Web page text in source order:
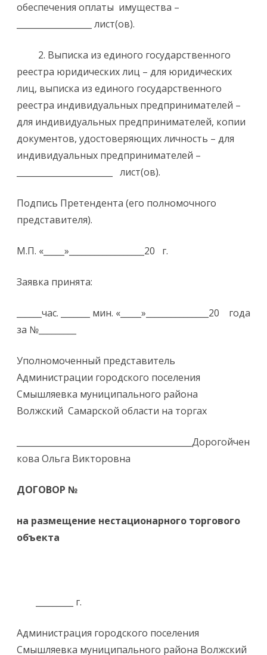
обеспечения оплаты имущества –
__________________ лист(ов).
2. Выписка из единого государственного
реестра юридических лиц – для юридических
лиц, выписка из единого государственного
реестра индивидуальных предпринимателей –
для индивидуальных предпринимателей, копии
документов, удостоверяющих личность – для
индивидуальных предпринимателей –
_______________________ лист(ов).
Подпись Претендента (его полномочного
представителя).
М.П. «_____»__________________20 г.
Заявка принята:
______час. _______ мин. «_____»_______________20 года
за №_________
Уполномоченный представитель
Администрации городского поселения
Смышляевка муниципального района
Волжский Самарской области на торгах
__________________________________________Дорогойчен
кова Ольга Викторовна
ДОГОВОР №
на размещение нестационарного торгового
объекта
_________ г.
Администрация городского поселения
Смышляевка муниципального района Волжский